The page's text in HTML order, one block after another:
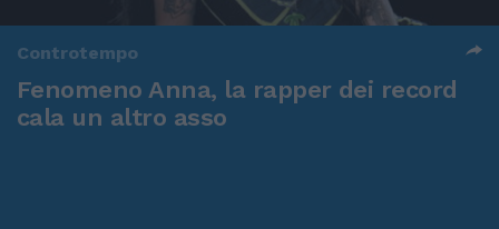
Controtempo
Fenomeno Anna, la rapper dei record
cala un altro asso